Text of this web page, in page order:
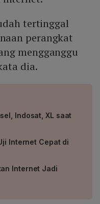
tertinggal
perangkat
mengganggu
dia.
Indosat, XL saat
Internet Cepat di
Internet Jadi